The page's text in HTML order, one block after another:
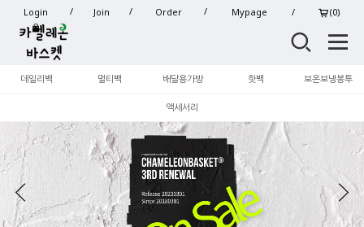
Login Join Order Mypage (0)
데일리백 멀티백 배달용가방 핫백 보온보냉봉투
액세서리